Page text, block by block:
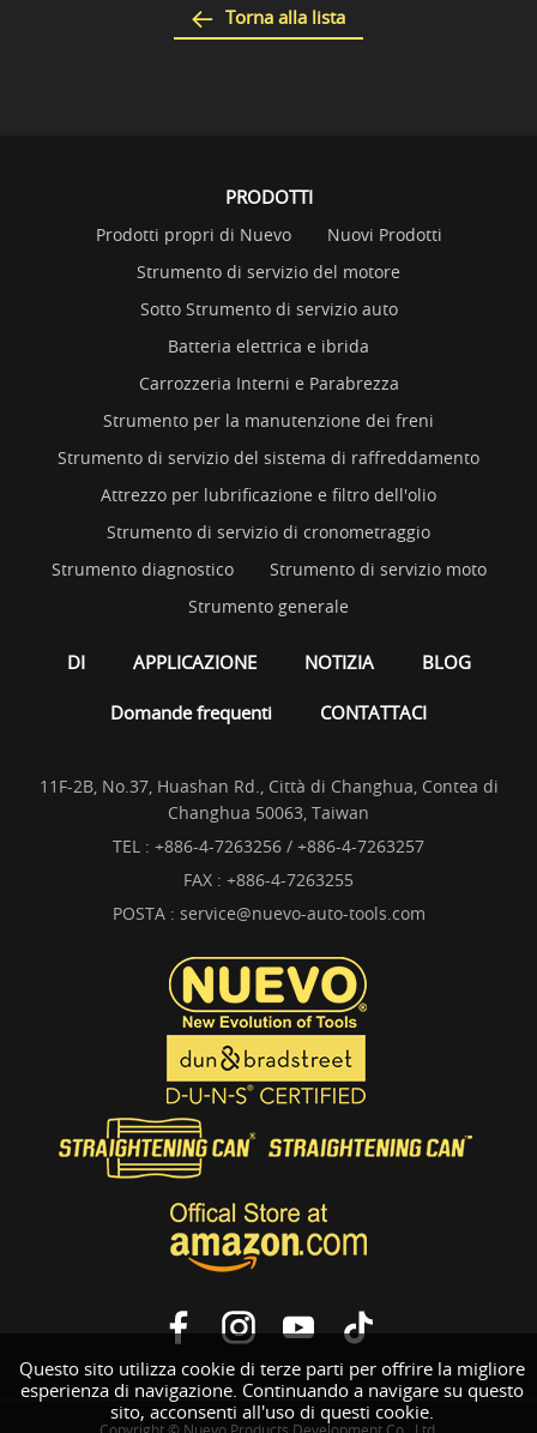
Torna alla lista
Questo sito utilizza cookie di terze parti per offrire la migliore
esperienza di navigazione. Continuando a navigare su questo
sito, acconsenti all'uso di questi cookie.
PRODOTTI
Prodotti propri di Nuevo
Nuovi Prodotti
Strumento di servizio del motore
Sotto Strumento di servizio auto
Batteria elettrica e ibrida
Carrozzeria Interni e Parabrezza
Strumento per la manutenzione dei freni
Strumento di servizio del sistema di raffreddamento
Attrezzo per lubrificazione e filtro dell'olio
Strumento di servizio di cronometraggio
Strumento diagnostico
Strumento di servizio moto
Strumento generale
DI APPLICAZIONE NOTIZIA BLOG
Domande frequenti CONTATTACI
11F-2B, No.37, Huashan Rd., Città di Changhua, Contea di
Changhua 50063, Taiwan
TEL : +886-4-7263256 / +886-4-7263257
FAX : +886-4-7263255
POSTA : service@nuevo-auto-tools.com
Copyright © Nuevo Products Development Co., Ltd.